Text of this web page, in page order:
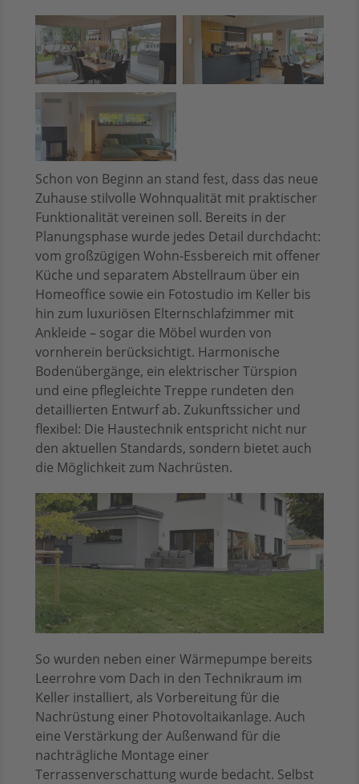
Schon von Beginn an stand fest, dass das neue
Zuhause stilvolle Wohnqualität mit praktischer
Funktionalität vereinen soll. Bereits in der
Planungsphase wurde jedes Detail durchdacht:
vom großzügigen Wohn-Essbereich mit offener
Küche und separatem Abstellraum über ein
Homeoffice sowie ein Fotostudio im Keller bis
hin zum luxuriösen Elternschlafzimmer mit
Ankleide – sogar die Möbel wurden von
vornherein berücksichtigt. Harmonische
Bodenübergänge, ein elektrischer Türspion
und eine pflegleichte Treppe rundeten den
detaillierten Entwurf ab. Zukunftssicher und
flexibel: Die Haustechnik entspricht nicht nur
den aktuellen Standards, sondern bietet auch
die Möglichkeit zum Nachrüsten.
So wurden neben einer Wärmepumpe bereits
Leerrohre vom Dach in den Technikraum im
Keller installiert, als Vorbereitung für die
Nachrüstung einer Photovoltaikanlage. Auch
eine Verstärkung der Außenwand für die
nachträgliche Montage einer
Terrassenverschattung wurde bedacht. Selbst